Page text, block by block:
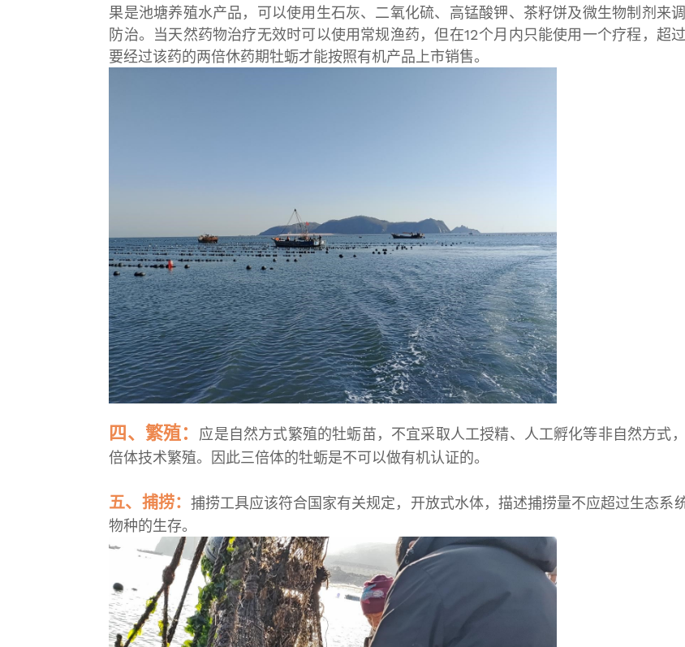
果是池塘养殖水产品，可以使用生石灰、二氧化硫、高锰酸钾、茶籽饼及微生物制剂来
防治。当天然药物治疗无效时可以使用常规渔药，但在12个月内只能使用一个疗程，超
要经过该药的两倍休药期牡蛎才能按照有机产品上市销售。
四、繁殖：
应是自然方式繁殖的牡蛎苗，不宜采取人工授精、人工孵化等非自然方式
倍体技术繁殖。因此三倍体的牡蛎是不可以做有机认证的。
五、捕捞： 捕捞工具应该符合国家有关规定，开放式水体，描述捕捞量不应超过生态系
物种的生存。